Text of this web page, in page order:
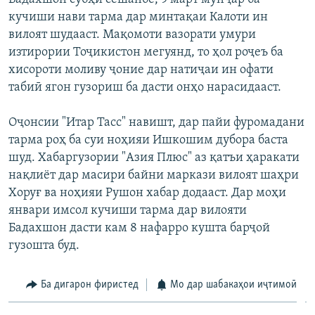
ГУЗОРИШҲОИ РАДИОӢ
Русский
ПАЙГИРӢ КУНЕД
Ҳамаи сомонаҳои RFE/RL
кучиши нави тарма дар минтақаи Калоти ин
вилоят шудааст. Мақомоти вазорати умури
изтирории Тоҷикистон мегуянд, то ҳол роҷеъ ба
хисороти моливу ҷоние дар натиҷаи ин офати
табиӣ ягон гузориш ба дасти онҳо нарасидааст.
Оҷонсии "Итар Тасс" навишт, дар пайи фуромадани
тарма роҳ ба суи ноҳияи Ишкошим дубора баста
шуд. Хабаргузории "Азия Плюс" аз қатъи ҳаракати
нақлиёт дар масири байни маркази вилоят шаҳри
Хоруғ ва ноҳияи Рушон хабар додааст. Дар моҳи
январи имсол кучиши тарма дар вилояти
Бадахшон дасти кам 8 нафарро кушта барҷой
гузошта буд.
Ба дигарон фиристед Мо дар шабакаҳои иҷтимоӣ